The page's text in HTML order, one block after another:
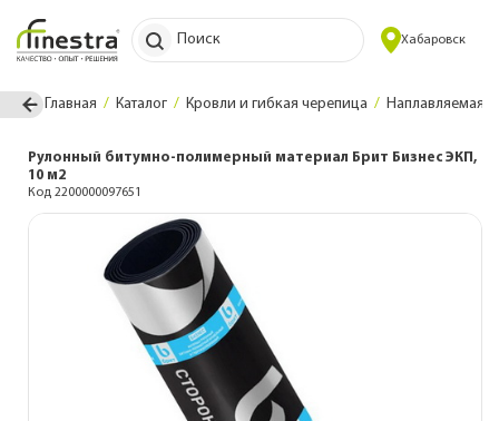
Поиск Хабаровск
Главная Каталог Кровли и гибкая черепица Наплавляемая
Рулонный битумно-полимерный материал Брит Бизнес ЭКП,
10 м2
Код 2200000097651